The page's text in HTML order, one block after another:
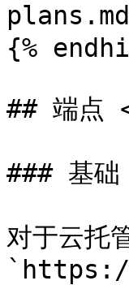
{%
## 端点
### 基
对于云